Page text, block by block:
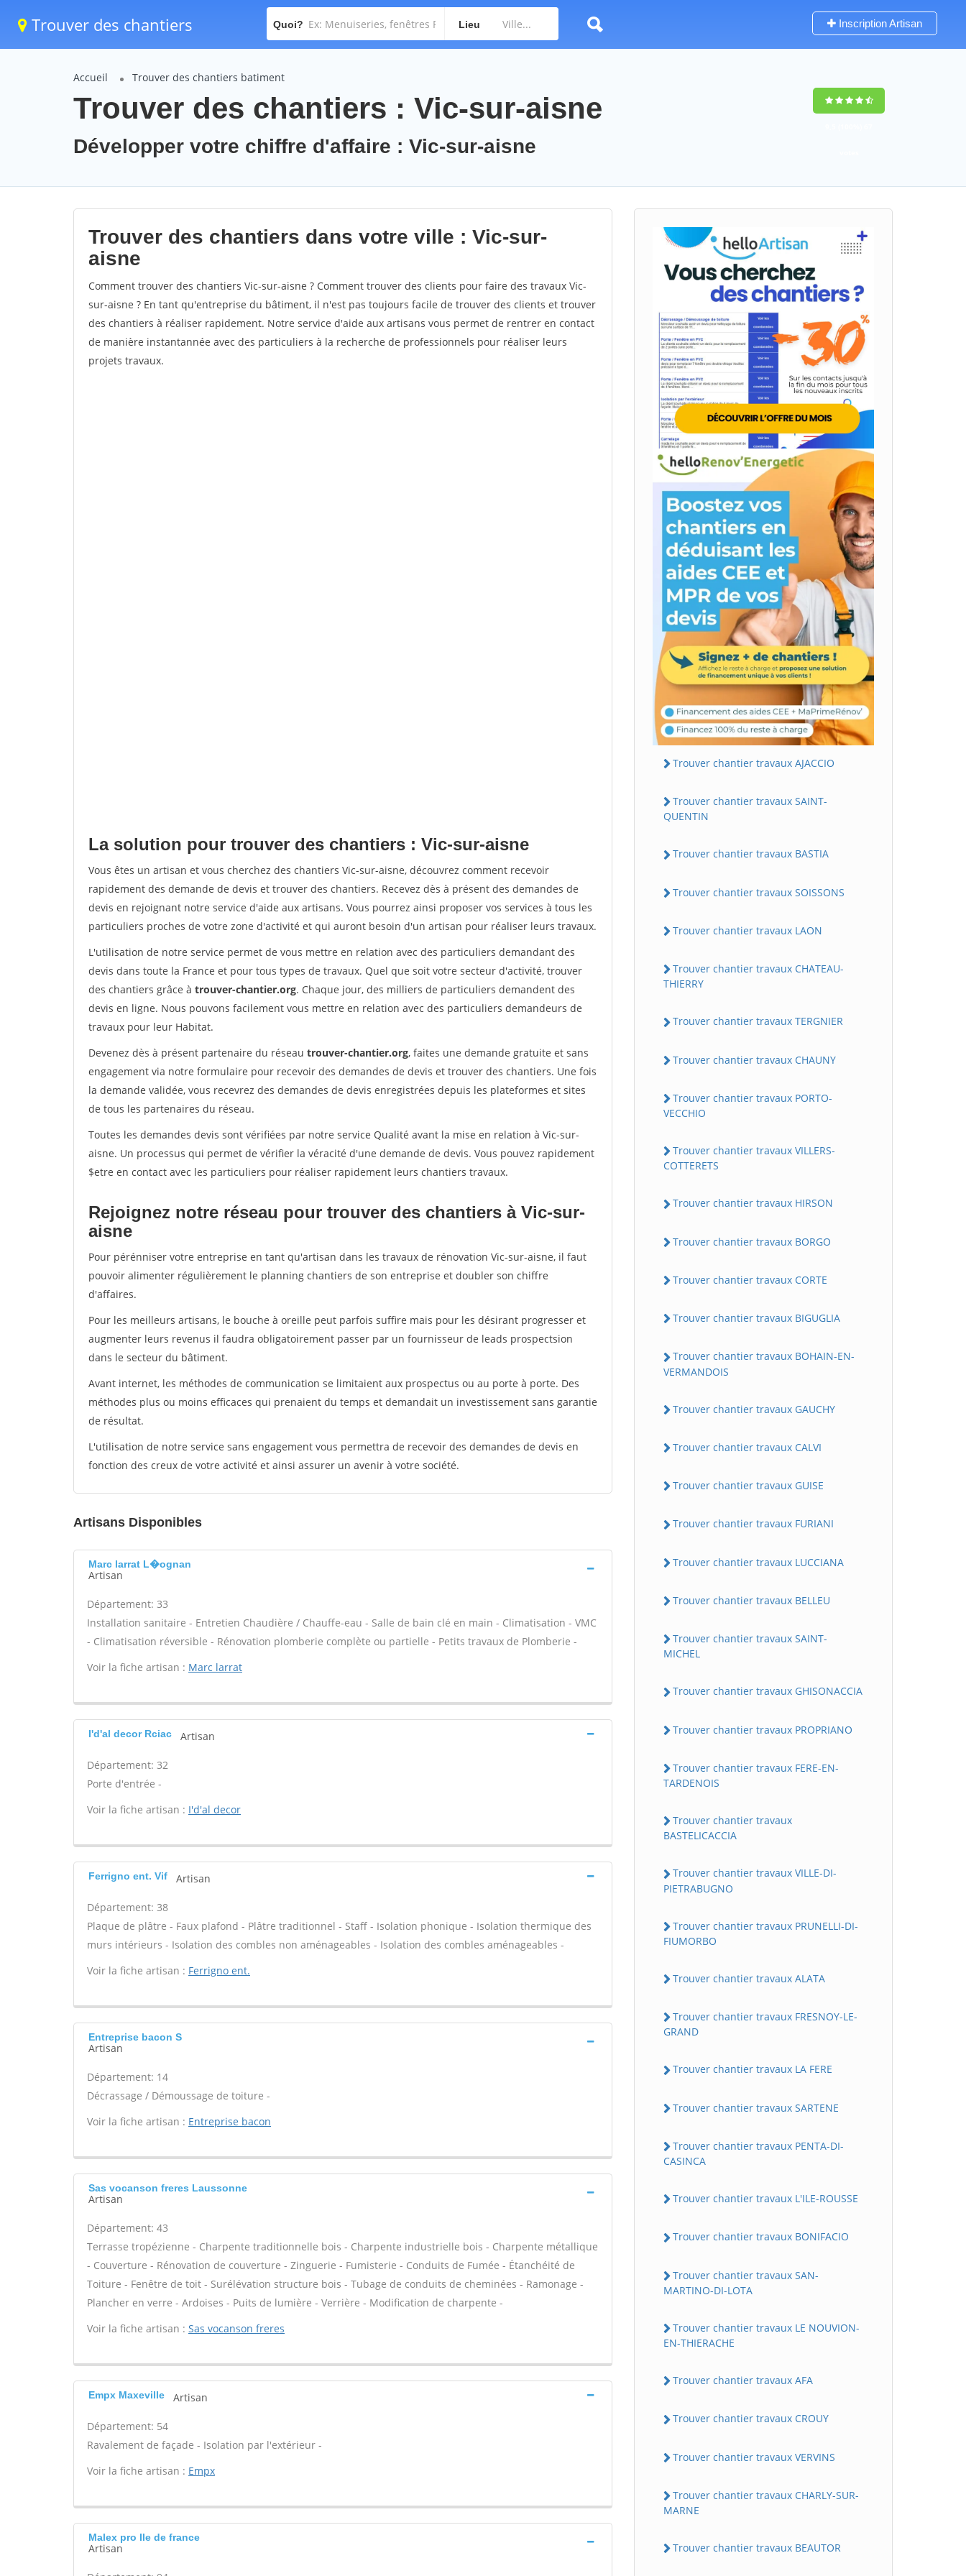
Trouver des chantiers Quoi? Lieu Inscription Artisan
Accueil Trouver des chantiers batiment
Trouver des chantiers : Vic-sur-aisne
Développer votre chiffre d'affaire : Vic-sur-aisne
Trouver des chantiers dans votre ville : Vic-sur-
aisne
Comment trouver des chantiers Vic-sur-aisne ? Comment trouver des clients pour faire des travaux Vic-
sur-aisne ? En tant qu'entreprise du bâtiment, il n'est pas toujours facile de trouver des clients et trouver
des chantiers à réaliser rapidement. Notre service d'aide aux artisans vous permet de rentrer en contact
de manière instantannée avec des particuliers à la recherche de professionnels pour réaliser leurs
projets travaux.
La solution pour trouver des chantiers : Vic-sur-aisne
Vous êtes un artisan et vous cherchez des chantiers Vic-sur-aisne, découvrez comment recevoir
rapidement des demande de devis et trouver des chantiers. Recevez dès à présent des demandes de
devis en rejoignant notre service d'aide aux artisans. Vous pourrez ainsi proposer vos services à tous les
particuliers proches de votre zone d'activité et qui auront besoin d'un artisan pour réaliser leurs travaux.
L'utilisation de notre service permet de vous mettre en relation avec des particuliers demandant des
devis dans toute la France et pour tous types de travaux. Quel que soit votre secteur d'activité, trouver
des chantiers grâce à trouver-chantier.org. Chaque jour, des milliers de particuliers demandent des
devis en ligne. Nous pouvons facilement vous mettre en relation avec des particuliers demandeurs de
travaux pour leur Habitat.
Devenez dès à présent partenaire du réseau trouver-chantier.org, faites une demande gratuite et sans
engagement via notre formulaire pour recevoir des demandes de devis et trouver des chantiers. Une fois
la demande validée, vous recevrez des demandes de devis enregistrées depuis les plateformes et sites
de tous les partenaires du réseau.
Toutes les demandes devis sont vérifiées par notre service Qualité avant la mise en relation à Vic-sur-
aisne. Un processus qui permet de vérifier la véracité d'une demande de devis. Vous pouvez rapidement
$etre en contact avec les particuliers pour réaliser rapidement leurs chantiers travaux.
Rejoignez notre réseau pour trouver des chantiers à Vic-sur-
aisne
Pour pérénniser votre entreprise en tant qu'artisan dans les travaux de rénovation Vic-sur-aisne, il faut
pouvoir alimenter régulièrement le planning chantiers de son entreprise et doubler son chiffre
d'affaires.
Pour les meilleurs artisans, le bouche à oreille peut parfois suffire mais pour les désirant progresser et
augmenter leurs revenus il faudra obligatoirement passer par un fournisseur de leads prospectsion
dans le secteur du bâtiment.
Avant internet, les méthodes de communication se limitaient aux prospectus ou au porte à porte. Des
méthodes plus ou moins efficaces qui prenaient du temps et demandait un investissement sans garantie
de résultat.
L'utilisation de notre service sans engagement vous permettra de recevoir des demandes de devis en
fonction des creux de votre activité et ainsi assurer un avenir à votre société.
Artisans Disponibles
Marc larrat L�ognan
Artisan
Département: 33
Installation sanitaire - Entretien Chaudière / Chauffe-eau - Salle de bain clé en main - Climatisation - VMC
- Climatisation réversible - Rénovation plomberie complète ou partielle - Petits travaux de Plomberie -
Voir la fiche artisan : Marc larrat
I'd'al decor Rciac Artisan
Département: 32
Porte d'entrée -
Voir la fiche artisan : I'd'al decor
Ferrigno ent. Vif Artisan
Département: 38
Plaque de plâtre - Faux plafond - Plâtre traditionnel - Staff - Isolation phonique - Isolation thermique des
murs intérieurs - Isolation des combles non aménageables - Isolation des combles aménageables -
Voir la fiche artisan : Ferrigno ent.
Entreprise bacon S
Artisan
Département: 14
Décrassage / Démoussage de toiture -
Voir la fiche artisan : Entreprise bacon
Sas vocanson freres Laussonne
Artisan
Département: 43
Terrasse tropézienne - Charpente traditionnelle bois - Charpente industrielle bois - Charpente métallique
- Couverture - Rénovation de couverture - Zinguerie - Fumisterie - Conduits de Fumée - Étanchéité de
Toiture - Fenêtre de toit - Surélévation structure bois - Tubage de conduits de cheminées - Ramonage -
Plancher en verre - Ardoises - Puits de lumière - Verrière - Modification de charpente -
Voir la fiche artisan : Sas vocanson freres
Empx Maxeville Artisan
Département: 54
Ravalement de façade - Isolation par l'extérieur -
Voir la fiche artisan : Empx
Malex pro Ile de france
Artisan
Trouver chantier travaux AJACCIO
Trouver chantier travaux SAINT-
QUENTIN
Trouver chantier travaux BASTIA
Trouver chantier travaux SOISSONS
Trouver chantier travaux LAON
Trouver chantier travaux CHATEAU-
THIERRY
Trouver chantier travaux TERGNIER
Trouver chantier travaux CHAUNY
Trouver chantier travaux PORTO-
VECCHIO
Trouver chantier travaux VILLERS-
COTTERETS
Trouver chantier travaux HIRSON
Trouver chantier travaux BORGO
Trouver chantier travaux CORTE
Trouver chantier travaux BIGUGLIA
Trouver chantier travaux BOHAIN-EN-
VERMANDOIS
Trouver chantier travaux GAUCHY
Trouver chantier travaux CALVI
Trouver chantier travaux GUISE
Trouver chantier travaux FURIANI
Trouver chantier travaux LUCCIANA
Trouver chantier travaux BELLEU
Trouver chantier travaux SAINT-
MICHEL
Trouver chantier travaux GHISONACCIA
Trouver chantier travaux PROPRIANO
Trouver chantier travaux FERE-EN-
TARDENOIS
Trouver chantier travaux
BASTELICACCIA
Trouver chantier travaux VILLE-DI-
PIETRABUGNO
Trouver chantier travaux PRUNELLI-DI-
FIUMORBO
Trouver chantier travaux ALATA
Trouver chantier travaux FRESNOY-LE-
GRAND
Trouver chantier travaux LA FERE
Trouver chantier travaux SARTENE
Trouver chantier travaux PENTA-DI-
CASINCA
Trouver chantier travaux L'ILE-ROUSSE
Trouver chantier travaux BONIFACIO
Trouver chantier travaux SAN-
MARTINO-DI-LOTA
Trouver chantier travaux LE NOUVION-
EN-THIERACHE
Trouver chantier travaux AFA
Trouver chantier travaux CROUY
Trouver chantier travaux VERVINS
Trouver chantier travaux CHARLY-SUR-
MARNE
Trouver chantier travaux BEAUTOR